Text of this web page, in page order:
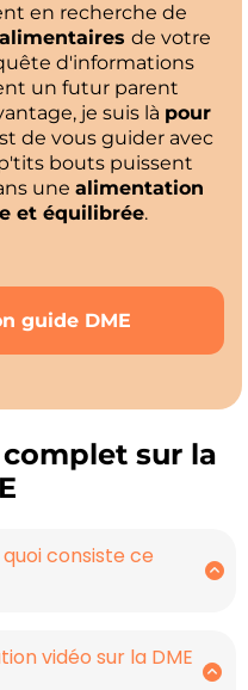
en recherche de
de votre
d'informations
un futur parent
je suis là pour
de vous guider avec
bouts puissent
une alimentation
et équilibrée.
guide DME
sur la
consiste ce
et à manger en
vidéo sur la DME